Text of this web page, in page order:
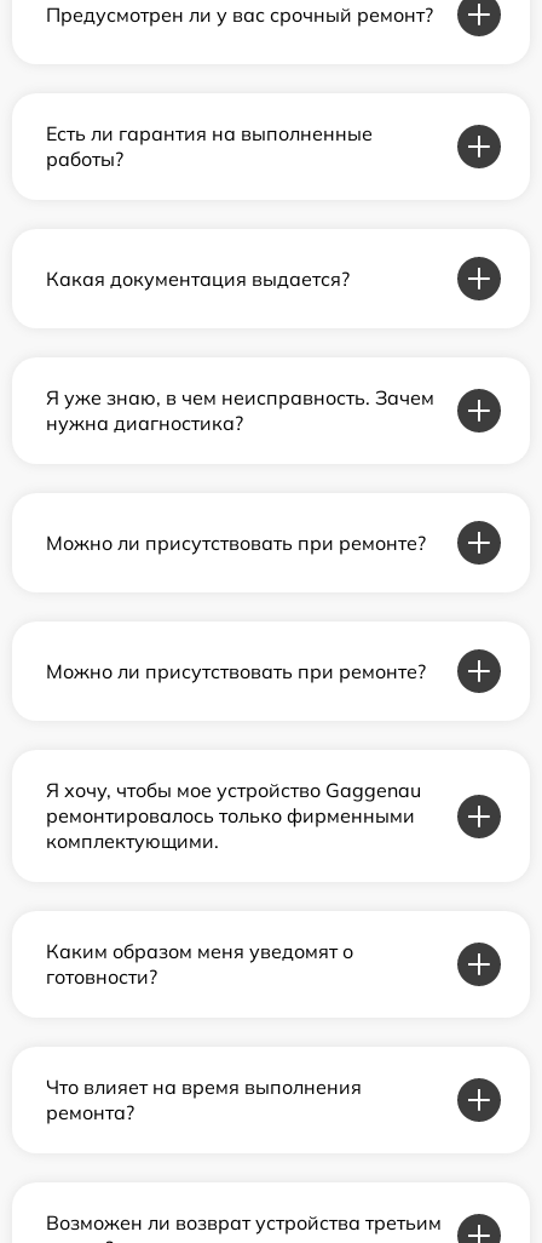
Предусмотрен ли у вас срочный ремонт?
Есть ли гарантия на выполненные
работы?
Какая документация выдается?
Я уже знаю, в чем неисправность. Зачем
нужна диагностика?
Можно ли присутствовать при ремонте?
Можно ли присутствовать при ремонте?
Я хочу, чтобы мое устройство Gaggenau
ремонтировалось только фирменными
комплектующими.
Каким образом меня уведомят о
готовности?
Что влияет на время выполнения
ремонта?
Возможен ли возврат устройства третьим